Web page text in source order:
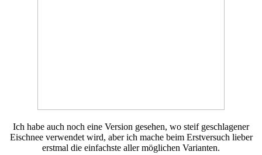
Ich habe auch noch eine Version gesehen, wo steif geschlagener
Eischnee verwendet wird, aber ich mache beim Erstversuch lieber
erstmal die einfachste aller möglichen Varianten.